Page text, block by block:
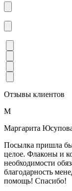
Отзывы клиентов
М
Маргарита
Посылка пришла
целое. Флаконы и
необходимости
благодарность
помощь! Спасибо!